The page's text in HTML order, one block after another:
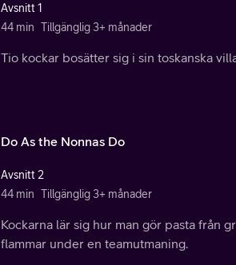
Avsnitt 1
44 min Tillgänglig 3+ månader
Tio kockar bosätter sig i sin toskanska
Do As the Nonnas Do
Avsnitt 2
44 min Tillgänglig 3+ månader
Kockarna lär sig hur man gör pasta från
flammar under en teamutmaning.